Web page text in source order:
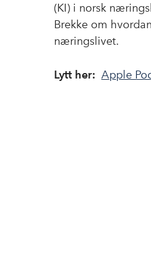
(KI) i norsk
Brekke om
næringslivet.
Lytt her: Apple